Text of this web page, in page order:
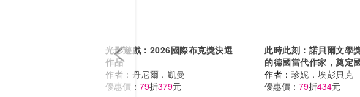
光影遊戲：2026國際布克獎決選
作品
作者： 丹尼爾．凱曼
優惠價： 79折379元
此時此刻：諾貝爾文學
的德國當代作家，奠定
位代表作！（榮獲2024
克獎大獎，《時代雜誌
作者： 珍妮．埃彭貝克
優惠價： 79折434元